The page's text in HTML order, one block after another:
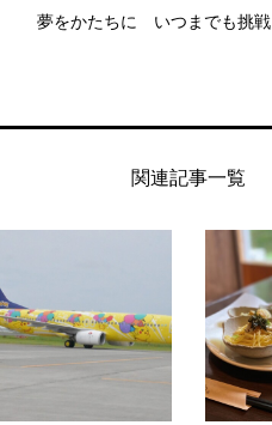
夢をかたちに いつまでも挑戦
関連記事一覧